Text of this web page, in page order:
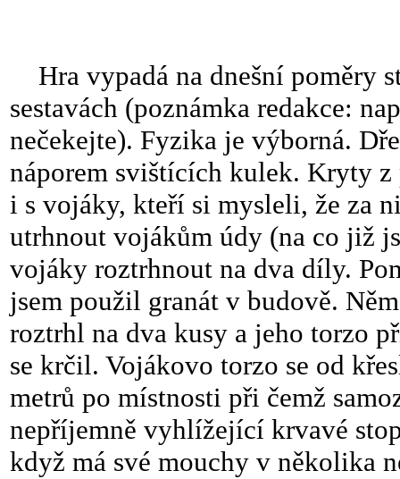
Hra vypadá na dnešní poměry
sestavách (poznámka redakce:
nečekejte). Fyzika je výborná.
náporem svištících kulek. Kryty
i s vojáky, kteří si mysleli, že za
utrhnout vojákům údy (na co již
vojáky roztrhnout na dva díly.
jsem použil granát v budově.
roztrhl na dva kusy a jeho torzo
se krčil. Vojákovo torzo se od
metrů po místnosti při čemž
nepříjemně vyhlížející krvavé
když má své mouchy v několika